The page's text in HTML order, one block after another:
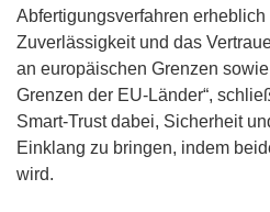
e
r
)
m
F
e
n
s
t
Abfertigungsverfahren
Zuverlässigkeit und das
an europäischen Grenzen
Grenzen der EU-Länder“,
Smart-Trust dabei, Sicherheit
Einklang zu bringen, indem
wird.